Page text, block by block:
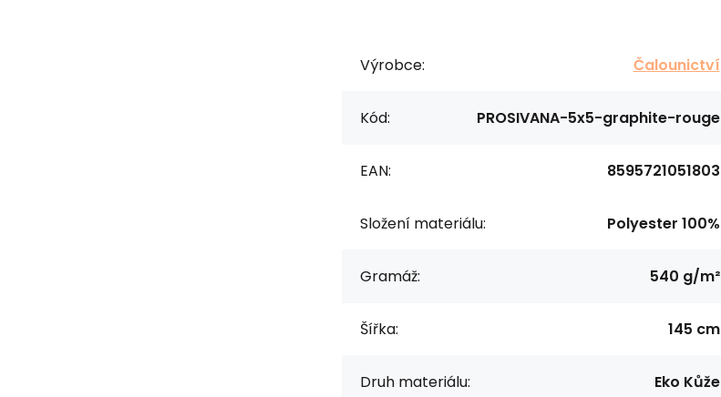
Výrobce: Čalounictví
Kód: PROSIVANA-5x5-graphite-rouge
EAN: 8595721051803
Složení materiálu: Polyester 100%
Gramáž: 540 g/m²
Šířka: 145 cm
Druh materiálu: Eko Kůže